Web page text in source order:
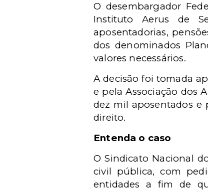
O desembargador
Instituto Aerus de
aposentadorias,
dos denominados
valores necessários.
A decisão foi tomada
e pela Associação dos
dez mil aposentados e
direito.
Entenda o caso
O Sindicato Nacional
civil pública, com
entidades a fim de